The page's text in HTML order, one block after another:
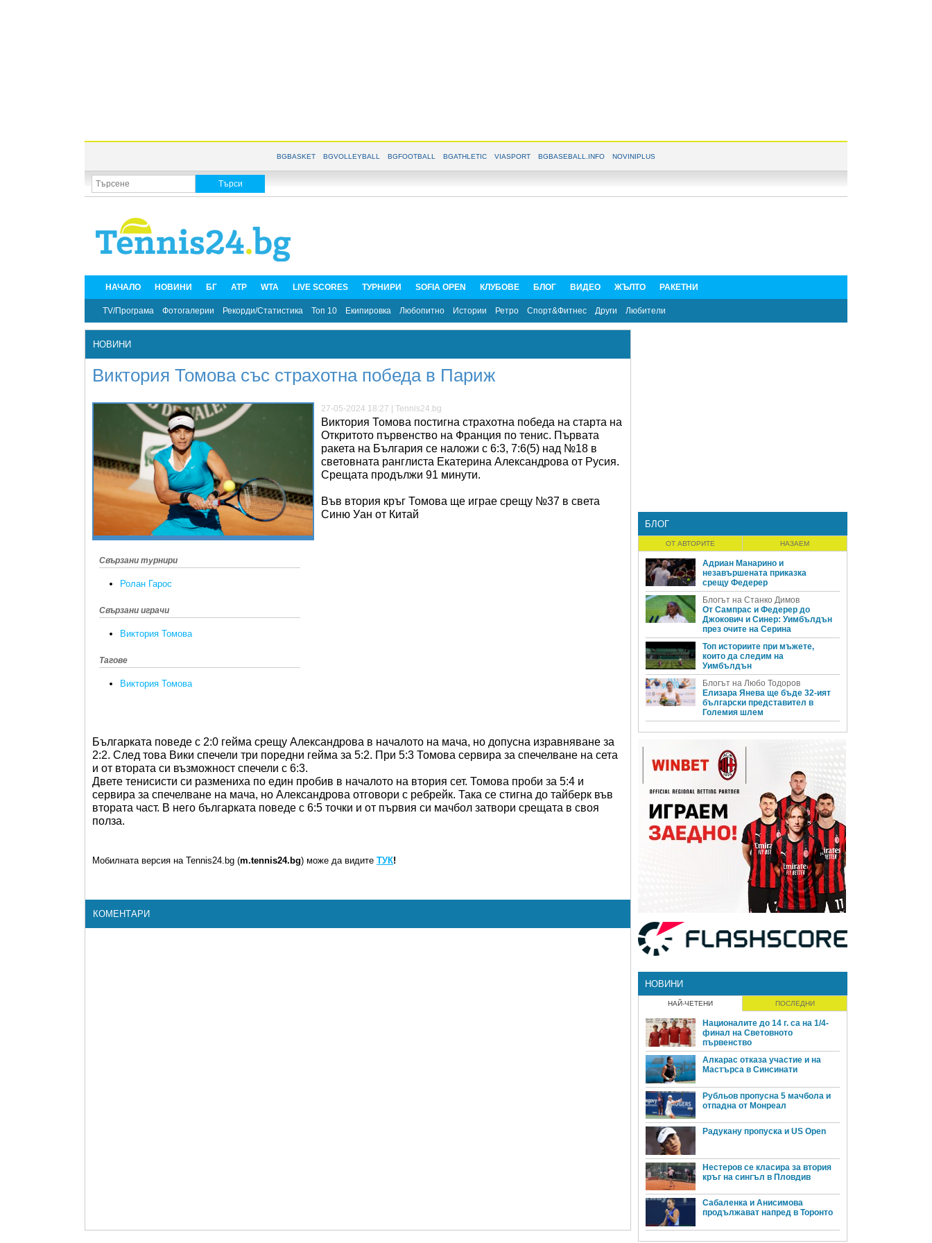
BGBASKET BGVOLLEYBALL BGFOOTBALL BGATHLETIC VIASPORT BGBASEBALL.INFO NOVINIPLUS
НАЧАЛО НОВИНИ БГ ATP WTA LIVE SCORES ТУРНИРИ SOFIA OPEN КЛУБОВЕ БЛОГ ВИДЕО ЖЪЛТО РАКЕТНИ
TV/Програма Фотогалерии Рекорди/Статистика Топ 10 Екипировка Любопитно Истории Ретро Спорт&Фитнес Други Любители
НОВИНИ
Виктория Томова със страхотна победа в Париж
Свързани турнири
Ролан Гарос
Свързани играчи
Виктория Томова
Тагове
Виктория Томова
27-05-2024 18:27 | Tennis24.bg
Виктория Томова постигна страхотна победа на старта на
Откритото първенство на Франция по тенис. Първата
ракета на България се наложи с 6:3, 7:6(5) над №18 в
световната ранглиста Екатерина Александрова от Русия.
Срещата продължи 91 минути.
Във втория кръг Томова ще играе срещу №37 в света
Синю Уан от Китай
Българката поведе с 2:0 гейма срещу Александрова в началото на мача, но допусна изравняване за
2:2. След това Вики спечели три поредни гейма за 5:2. При 5:3 Томова сервира за спечелване на сета
и от втората си възможност спечели с 6:3.
Двете тенисисти си размениха по един пробив в началото на втория сет. Томова проби за 5:4 и
сервира за спечелване на мача, но Александрова отговори с ребрейк. Така се стигна до тайберк във
втората част. В него българката поведе с 6:5 точки и от първия си мачбол затвори срещата в своя
полза.
Мобилната версия на Tennis24.bg (m.tennis24.bg) може да видите ТУК!
КОМЕНТАРИ
БЛОГ
ОТ АВТОРИТЕ НАЗАЕМ
Адриан Манарино и
незавършената приказка
срещу Федерер
Блогът на Станко Димов
От Сампрас и Федерер до
Джокович и Синер: Уимбълдън
през очите на Серина
Топ историите при мъжете,
които да следим на
Уимбълдън
Блогът на Любо Тодоров
Елизара Янева ще бъде 32-ият
български представител в
Големия шлем
НОВИНИ
НАЙ-ЧЕТЕНИ ПОСЛЕДНИ
Националите до 14 г. са на 1/4-
финал на Световното
първенство
Алкарас отказа участие и на
Мастърса в Синсинати
Рубльов пропусна 5 мачбола и
отпадна от Монреал
Радукану пропуска и US Open
Нестеров се класира за втория
кръг на сингъл в Пловдив
Сабаленка и Анисимова
продължават напред в Торонто